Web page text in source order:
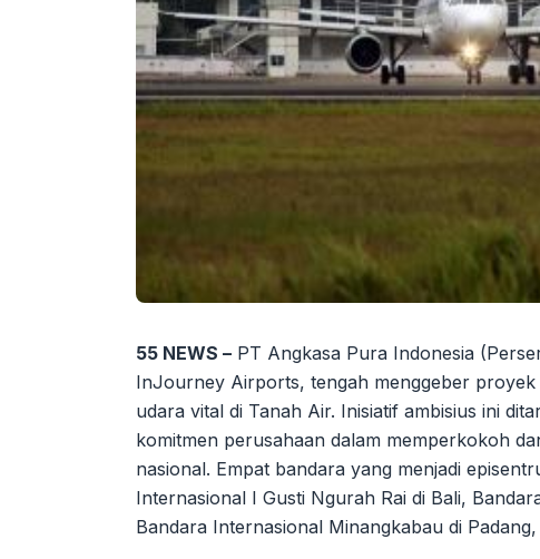
55 NEWS – PT Angkasa Pura Indonesia
InJourney Airports, tengah menggeber
udara vital di Tanah Air. Inisiatif ambisius ini
komitmen perusahaan dalam memperkokoh
nasional. Empat bandara yang menjadi
Internasional I Gusti Ngurah Rai di Bali,
Bandara Internasional Minangkabau di